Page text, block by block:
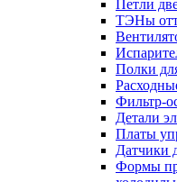
Петли
ТЭНы
Полки
Фильтр-
Детали
Платы
Датчики
Формы